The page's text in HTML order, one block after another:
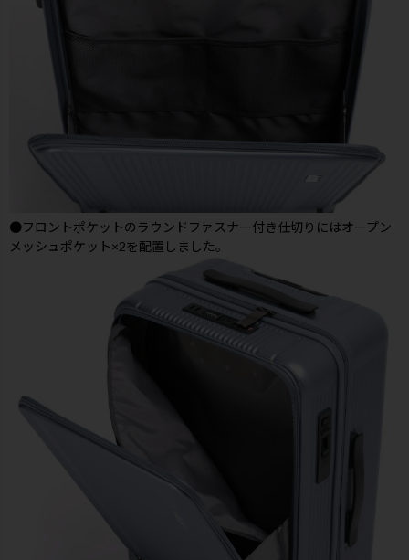
●フロントポケットのラウンドファスナー付き仕切りにはオープン
メッシュポケット×2を配置しました。